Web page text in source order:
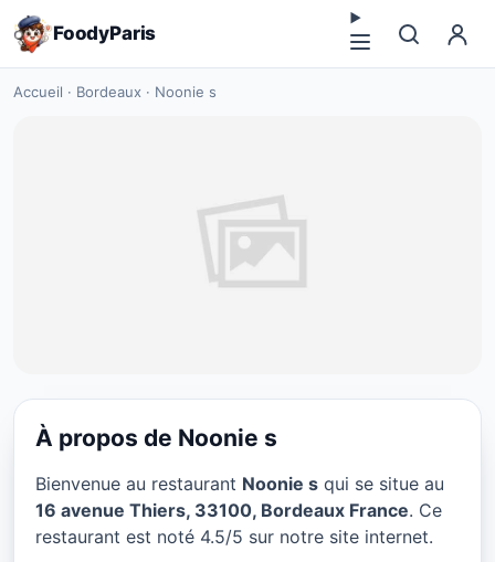
FoodyParis
Accueil · Bordeaux · Noonie s
Noonie s à Bordeaux
★ 4.5/5
À propos de Noonie s
Bienvenue au restaurant Noonie s qui se situe au
16 avenue Thiers, 33100, Bordeaux France. Ce
restaurant est noté 4.5/5 sur notre site internet.